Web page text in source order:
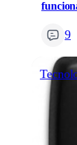
9